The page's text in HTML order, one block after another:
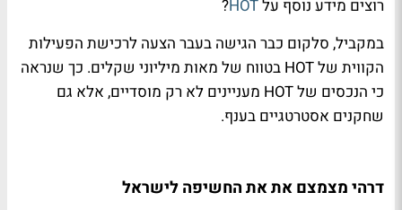
רוצים מידע נוסף עלHOT
?
במקביל, סלקום כבר הגישה בעבר הצעה לרכישת הפעילות
הקווית שלHOT בטווח של מאות מיליוני שקלים. כך שנראה
כי הנכסים שלHOT מעניינים לא רק מוסדיים, אלא גם
שחקנים אסטרטגיים בענף.
דרהי מצמצם את את החשיפה לישראל